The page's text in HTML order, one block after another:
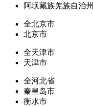
阿坝藏族羌族自治州
全北京市
北京市
全天津市
天津市
全河北省
秦皇岛市
衡水市